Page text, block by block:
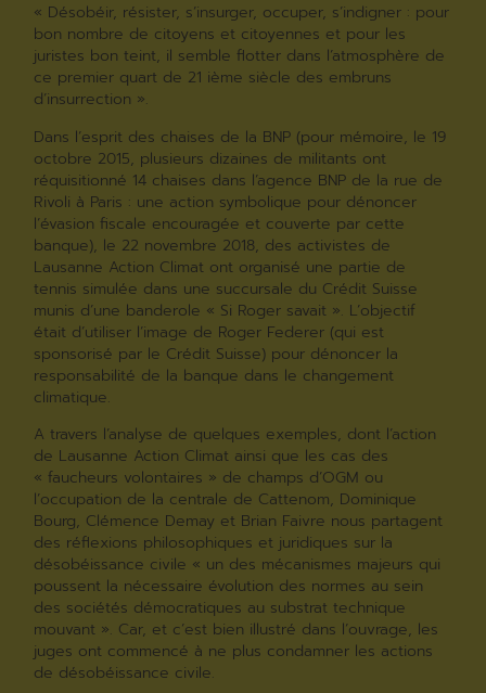
« Désobéir, résister, s’insurger, occuper, s’indigner : pour
bon nombre de citoyens et citoyennes et pour les
juristes bon teint, il semble flotter dans l’atmosphère de
ce premier quart de 21 ième siècle des embruns
d’insurrection ».
Dans l’esprit des chaises de la BNP (pour mémoire, le 19
octobre 2015, plusieurs dizaines de militants ont
réquisitionné 14 chaises dans l’agence BNP de la rue de
Rivoli à Paris : une action symbolique pour dénoncer
l’évasion fiscale encouragée et couverte par cette
banque), le 22 novembre 2018, des activistes de
Lausanne Action Climat ont organisé une partie de
tennis simulée dans une succursale du Crédit Suisse
munis d’une banderole « Si Roger savait ». L’objectif
était d’utiliser l’image de Roger Federer (qui est
sponsorisé par le Crédit Suisse) pour dénoncer la
responsabilité de la banque dans le changement
climatique.
A travers l’analyse de quelques exemples, dont l’action
de Lausanne Action Climat ainsi que les cas des
« faucheurs volontaires » de champs d’OGM ou
l’occupation de la centrale de Cattenom, Dominique
Bourg, Clémence Demay et Brian Faivre nous partagent
des réflexions philosophiques et juridiques sur la
désobéissance civile « un des mécanismes majeurs qui
poussent la nécessaire évolution des normes au sein
des sociétés démocratiques au substrat technique
mouvant ». Car, et c’est bien illustré dans l’ouvrage, les
juges ont commencé à ne plus condamner les actions
de désobéissance civile.